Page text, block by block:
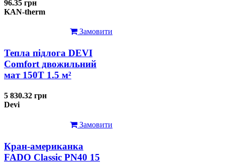
96.35 грн
KAN-therm
Замовити
Тепла підлога DEVI
Comfort двожильний
мат 150T 1.5 м²
5 830.32 грн
Devi
Замовити
Кран-американка
FADO Classic PN40 15